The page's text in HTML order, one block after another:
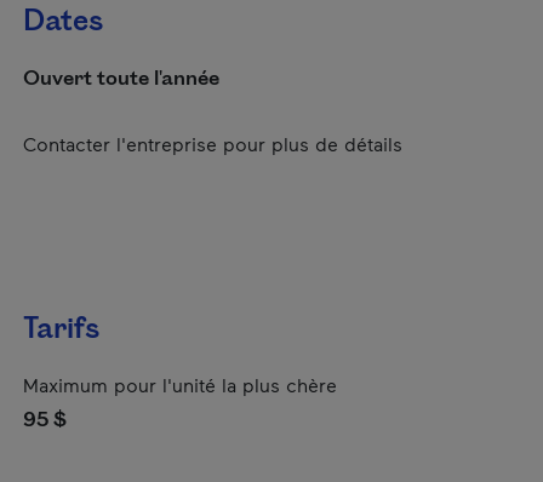
Dates
Ouvert toute l'année
Contacter l'entreprise pour plus de détails
Tarifs
Maximum pour l'unité la plus chère
95 $